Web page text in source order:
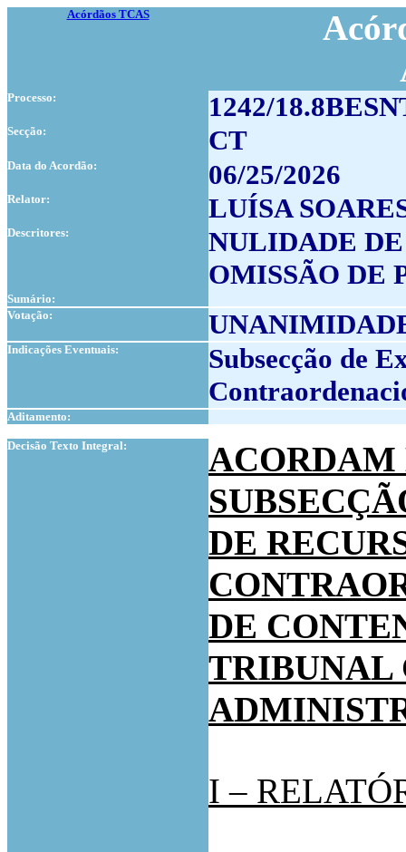
Acórdãos TCAS
Processo: 1242/
Secção: CT
Data do Acordão: 06/25/2026
Relator: LUÍSA
Descritores:
NULIDADE
OMISSÃO DE
Sumário:
Votação:
Indicações Eventuais:
Subsecção de
Aditamento:
Decisão Texto Integral:
ACORDAM
DE
DE
TRIBUNAL
I –